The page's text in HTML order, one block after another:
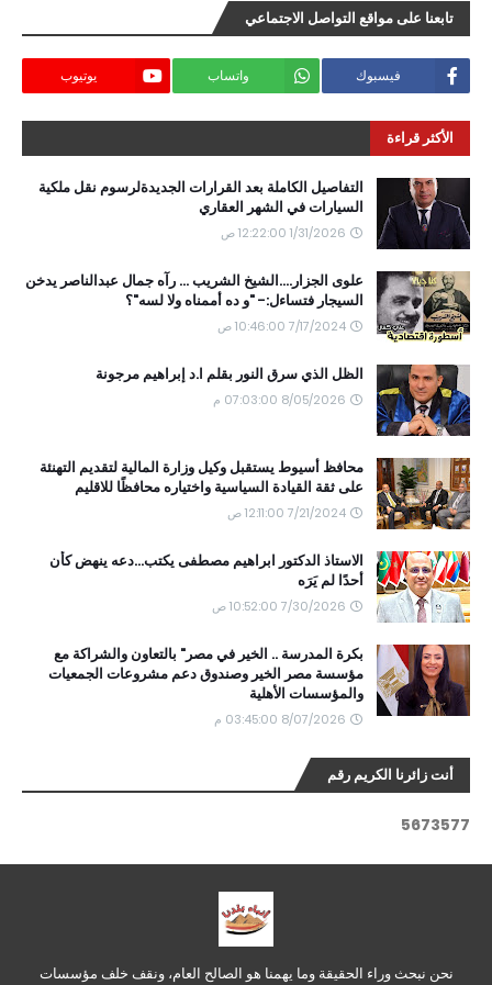
تابعنا على مواقع التواصل الاجتماعي
فيسبوك واتساب يوتيوب
الأكثر قراءة
التفاصيل الكاملة بعد القرارات الجديدةلرسوم نقل ملكية
السيارات في الشهر العقاري
1/31/2026 12:22:00 ص
علوى الجزار....الشيخ الشريب ... رآه جمال عبدالناصر يدخن
السيجار فتساءل:- "و ده أممناه ولا لسه"؟
7/17/2024 10:46:00 ص
الظل الذي سرق النور بقلم ا.د إبراهيم مرجونة
8/05/2026 07:03:00 م
محافظ أسيوط يستقبل وكيل وزارة المالية لتقديم التهنئة
على ثقة القيادة السياسية واختياره محافظًا للاقليم
7/21/2024 12:11:00 ص
الاستاذ الدكتور ابراهيم مصطفى يكتب...دعه ينهض كأن
أحدًا لم يَرَه
7/30/2026 10:52:00 ص
بكرة المدرسة .. الخير في مصر" بالتعاون والشراكة مع
مؤسسة مصر الخير وصندوق دعم مشروعات الجمعيات
والمؤسسات الأهلية
8/07/2026 03:45:00 م
أنت زائرنا الكريم رقم
5673577
نحن نبحث وراء الحقيقة وما يهمنا هو الصالح العام، ونقف خلف مؤسسات